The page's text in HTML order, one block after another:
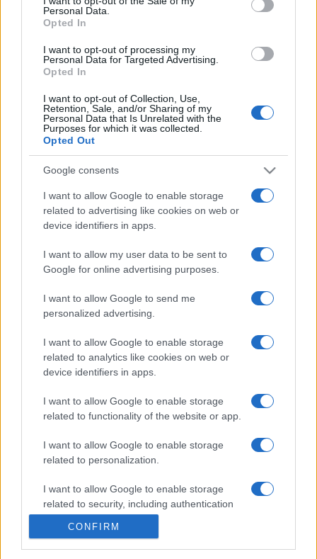
Personal Data.
Opted In
I want to opt-out of processing my
Personal Data for Targeted Advertising.
Opted In
I want to opt-out of Collection, Use,
Retention, Sale, and/or Sharing of my
Personal Data that Is Unrelated with the
Purposes for which it was collected.
Opted Out
Google consents
I want to allow Google to enable storage
related to advertising like cookies on web or
device identifiers in apps.
I want to allow my user data to be sent to
Google for online advertising purposes.
I want to allow Google to send me
personalized advertising.
I want to allow Google to enable storage
related to analytics like cookies on web or
device identifiers in apps.
I want to allow Google to enable storage
related to functionality of the website or app.
I want to allow Google to enable storage
related to personalization.
I want to allow Google to enable storage
related to security, including authentication
functionality and fraud prevention, and other
user protection.
CONFIRM
Országos hírek
HÍRDETÉS
HÍRDETÉS
LEGOLVASOTTABB
Szerdától rárajtolhatunk a jövő nyári
foci-Eb jegyeire
továbbképzésekkel erősít a Gál Ferenc
Egyetem
Tavaly 83,3 milliárd forint kutatás-
fizettek ki az NFKI Alapból